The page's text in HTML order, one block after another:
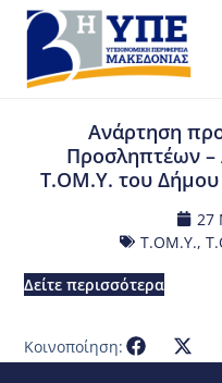
Ανάρτηση
Προσληπτέων –
Τ.ΟΜ.Υ. του Δήμου
27
Τ.ΟΜ.Υ.,
Δείτε περισσότερα
Κοινοποίηση: